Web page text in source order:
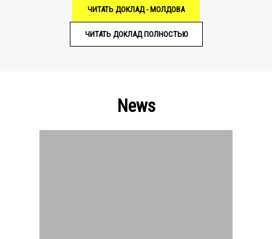
ЧИТАТЬ ДОКЛАД - МОЛДОВА
ЧИТАТЬ ДОКЛАД ПОЛНОСТЬЮ
News